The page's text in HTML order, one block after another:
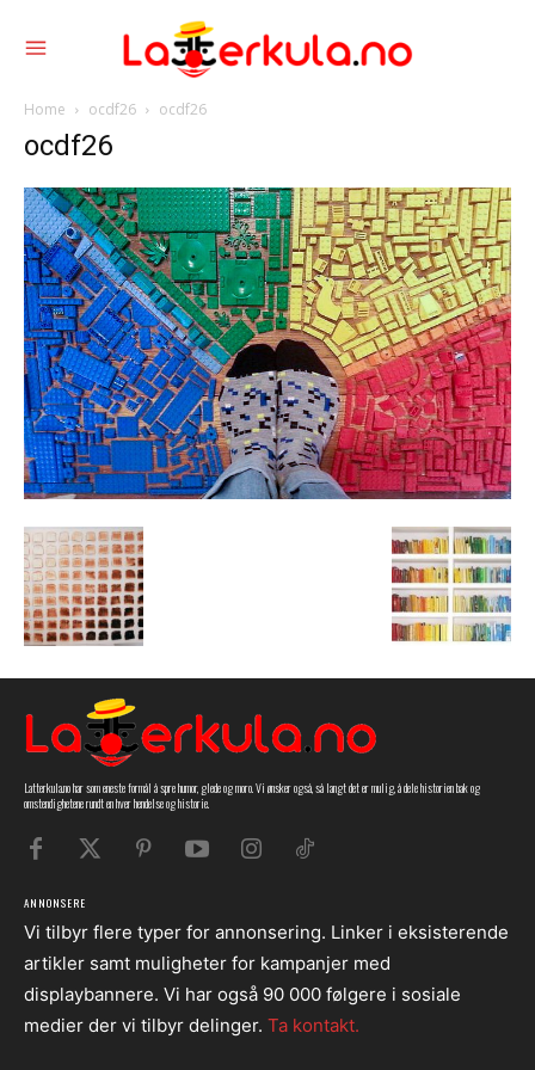
Home ocdf26 ocdf26
ocdf26
Latterkula.no har som eneste formål å spre humor, glede og moro. Vi ønsker også, så langt det er mulig, å dele historien bak og
omstendighetene rundt en hver hendelse og historie.
ANNONSERE
Vi tilbyr flere typer for annonsering. Linker i eksisterende
artikler samt muligheter for kampanjer med
displaybannere. Vi har også 90 000 følgere i sosiale
medier der vi tilbyr delinger. Ta kontakt.